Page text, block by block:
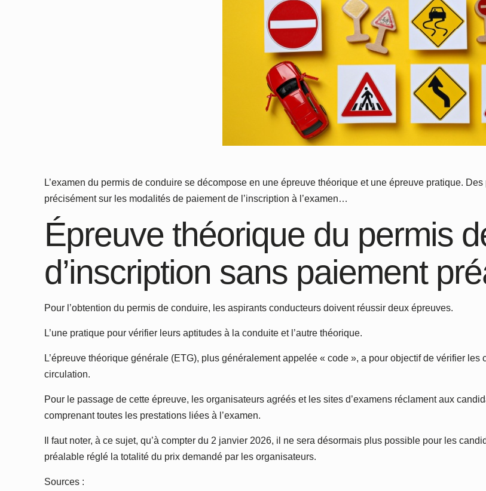
L’examen du permis de conduire se décompose en une épreuve théorique et une épreuve pratique.
précisément sur les modalités de paiement de l’inscription à l’examen…
Épreuve théorique du permis
d’inscription sans paiement
Pour l’obtention du permis de conduire, les aspirants conducteurs doivent réussir deux épreuves.
L’une pratique pour vérifier leurs aptitudes à la conduite et l’autre théorique.
L’épreuve théorique générale (ETG), plus généralement appelée « code », a pour objectif de vérifier
circulation.
Pour le passage de cette épreuve, les organisateurs agréés et les sites d’examens réclament aux
comprenant toutes les prestations liées à l’examen.
Il faut noter, à ce sujet, qu’à compter du 2 janvier 2026, il ne sera désormais plus possible pour les
préalable réglé la totalité du prix demandé par les organisateurs.
Sources :